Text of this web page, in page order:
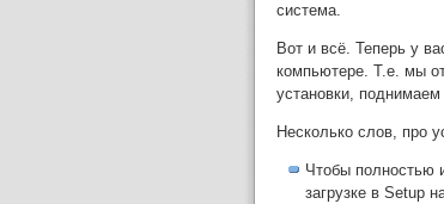
система.
Вот и всё. Теперь у
компьютере. Т.е. мы
установки,
Несколько слов, про
Чтобы полностью
загрузке в Setup